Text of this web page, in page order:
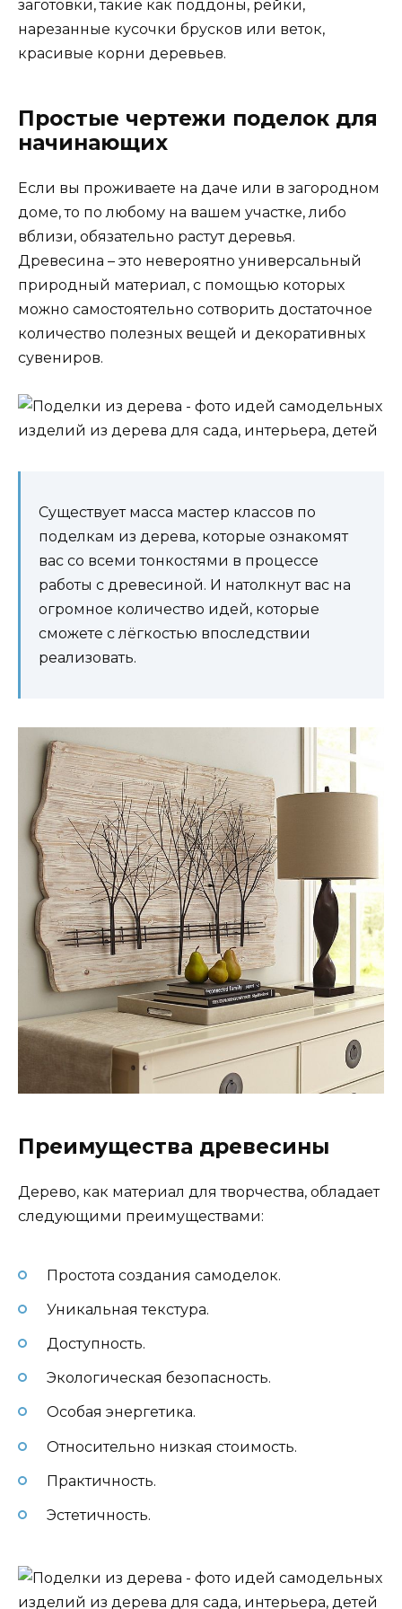
заготовки, такие как поддоны, рейки,
нарезанные кусочки брусков или веток,
красивые корни деревьев.
Простые чертежи поделок для
начинающих
Если вы проживаете на даче или в загородном
доме, то по любому на вашем участке, либо
вблизи, обязательно растут деревья.
Древесина – это невероятно универсальный
природный материал, с помощью которых
можно самостоятельно сотворить достаточное
количество полезных вещей и декоративных
сувениров.
Существует масса мастер классов по
поделкам из дерева, которые ознакомят
вас со всеми тонкостями в процессе
работы с древесиной. И натолкнут вас на
огромное количество идей, которые
сможете с лёгкостью впоследствии
реализовать.
Преимущества древесины
Дерево, как материал для творчества, обладает
следующими преимуществами:
Простота создания самоделок.
Уникальная текстура.
Доступность.
Экологическая безопасность.
Особая энергетика.
Относительно низкая стоимость.
Практичность.
Эстетичность.